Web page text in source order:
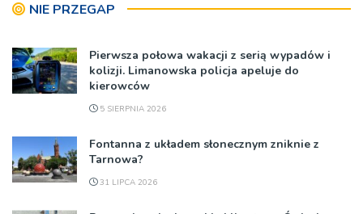
NIE PRZEGAP
Pierwsza połowa wakacji z serią wypadów i
kolizji. Limanowska policja apeluje do
kierowców
5 SIERPNIA 2026
Fontanna z układem słonecznym zniknie z
Tarnowa?
31 LIPCA 2026